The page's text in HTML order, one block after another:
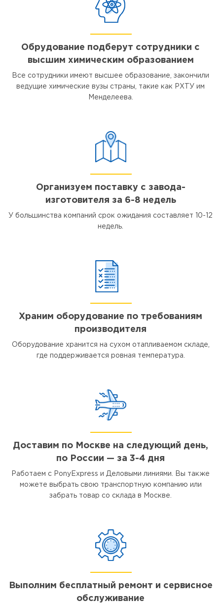
Обрудование подберут сотрудники с
высшим химическим образованием
Все сотрудники имеют высшее образование, закончили
ведущие химические вузы страны, такие как РХТУ им
Менделеева.
Организуем поставку с завода-
изготовителя за 6-8 недель
У большинства компаний срок ожидания составляет 10-12
недель.
Храним оборудование по требованиям
производителя
Оборудование хранится на сухом отапливаемом складе,
где поддерживается ровная температура.
Доставим по Москве на следующий день,
по России — за 3-4 дня
Работаем с PonyExpress и Деловыми линиями. Вы также
можете выбрать свою транспортную компанию или
забрать товар со склада в Москве.
Выполним бесплатный ремонт и сервисное
обслуживание